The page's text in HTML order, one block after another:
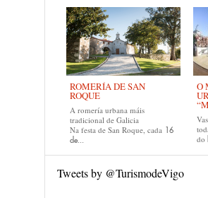
ROMERÍA DE SAN
ROQUE
A romería urbana máis
tradicional de Galicia
Na festa de San Roque, cada 16
de...
O
do
Tweets by @TurismodeVigo